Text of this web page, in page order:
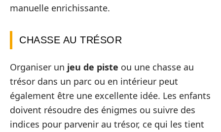
manuelle enrichissante.
CHASSE AU TRÉSOR
Organiser un jeu de piste ou une chasse au
trésor dans un parc ou en intérieur peut
également être une excellente idée. Les enfants
doivent résoudre des énigmes ou suivre des
indices pour parvenir au trésor, ce qui les tient